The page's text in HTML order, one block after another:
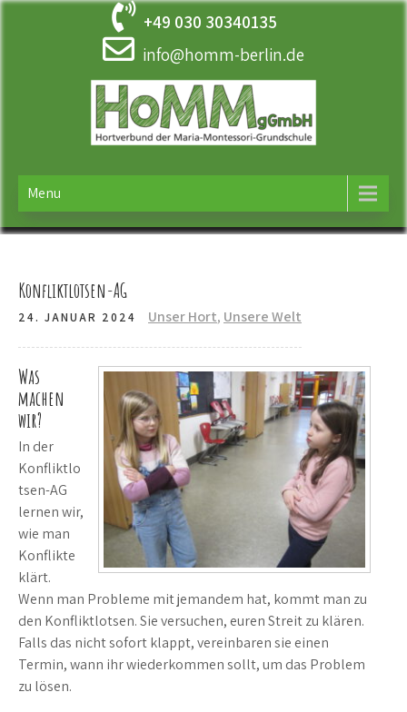
Skip
+49 030 30340135
info@homm-berlin.de
HOMM
Menu
Konfliktlotsen-AG
24. JANUAR 2024 Unser Hort, Unsere Welt
Was
machen
wir?
In der
Konfliktlo
tsen-AG
lernen wir,
wie man
Konflikte
klärt.
Wenn man Probleme mit jemandem hat, kommt man zu
den Konfliktlotsen. Sie versuchen, euren Streit zu klären.
Falls das nicht sofort klappt, vereinbaren sie einen
Termin, wann ihr wiederkommen sollt, um das Problem
zu lösen.